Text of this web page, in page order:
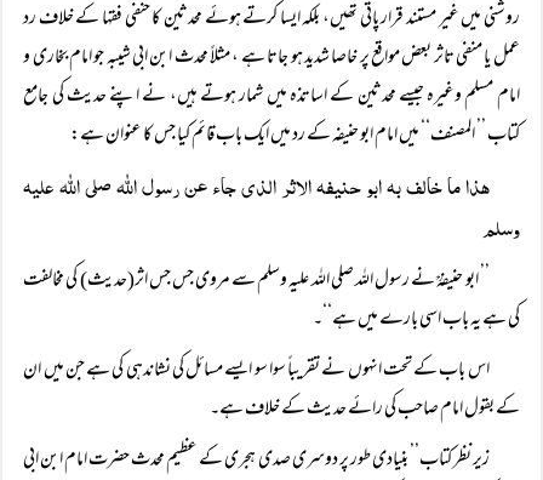
روشنی میں غیر مستند قرار پاتی تھیں، بلکہ ایسا کرتے ہوئے محدثین کا حنفی فقہا کے خلاف رد
عمل یا منفی تاثر بعض مواقع پر خاصا شدید ہو جاتا ہے ، مثلاً محدث ابن ابی شیبہ جو امام بخاری و
امام مسلم وغیرہ جیسے محدثین کے اساتذہ میں شمار ہوتے ہیں، نے اپنے حدیث کی جامع
کتاب ’’ المصنف‘‘ میں امام ابو حنیفہ کے رد میں ایک باب قائم کیا جس کا عنوان ہے:
ھذا ما خالف بہ ابو حنیفہ الاثر الذی جاء عن رسول اللہ صلی اللہ علیہ
وسلم
’’ ابو حنیفہؒ نے رسول اللہ صلی اللہ علیہ وسلم سے مروی جس جس اثر(حدیث) کی مخالفت
کی ہے یہ باب اسی بارے میں ہے‘‘۔
اس باب کے تحت انہوں نے تقریباً سوا سو ایسے مسائل کی نشاندہی کی ہے جن میں ان
کے بقول امام صاحب کی رائے حدیث کے خلاف ہے۔
زیر نظر کتاب’’ بنیادی طور پر دوسری صدی ہجری کے عظیم محدث حضرت امام ابن ابی